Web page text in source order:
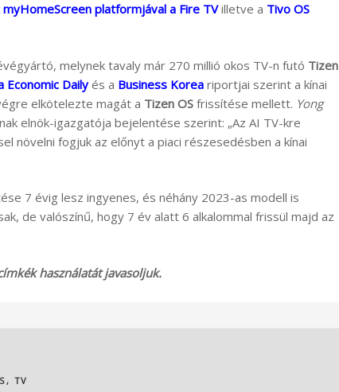
platformjával a Fire TV illetve a Tivo OS
melynek tavaly már 270 millió okos TV-n futó Tizen
Economic Dailyés a Business Korea riportjai szerint a kínai
elkötelezte magát a Tizen OS frissítése mellett. Yong
elnök-igazgatója bejelentése szerint: „Az AI TV-kre
növelni fogjuk az előnyt a piaci részesedésben a kínai
7 évig lesz ingyenes, és néhány 2023-as modell is
de valószínű, hogy 7 év alatt 6 alkalommal frissül majd az
használatát javasoljuk.
, TV